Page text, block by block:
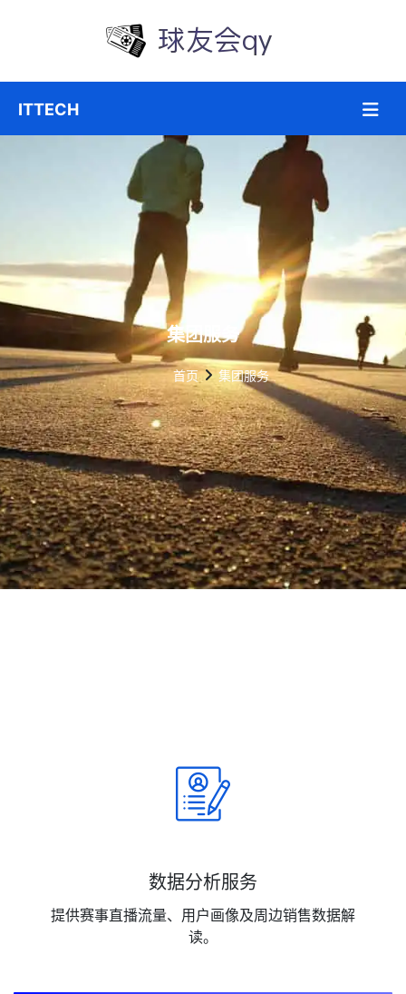
集团服务
首页 集团服务
数据分析服务
提供赛事直播流量、用户画像及周边销售数据解
读。